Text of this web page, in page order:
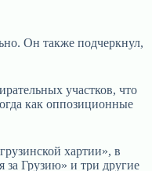
Он также подчеркнул,
участков, что
как оппозиционные
хартии», в
за Грузию» и три другие